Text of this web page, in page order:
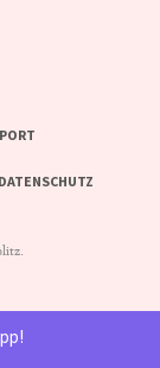
DATENSCHUTZ